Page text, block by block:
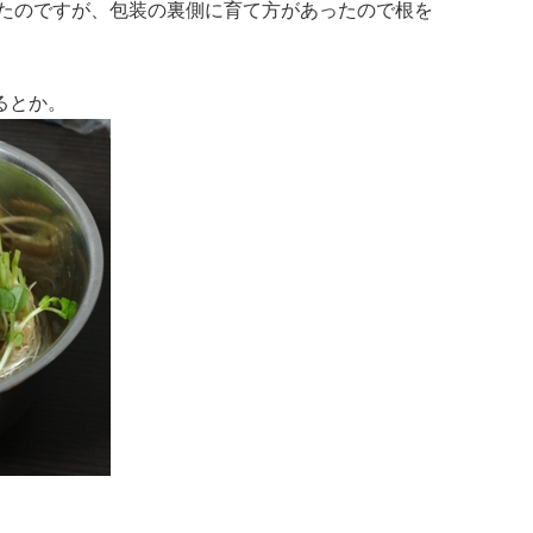
のですが、包装の裏側に育て方があったので根を
か。